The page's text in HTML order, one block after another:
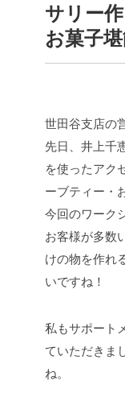
サリー
お菓子
世田谷支店の
先日、井上千
を使ったアク
ーブティー・
今回のワーク
お客様が多数
けの物を作れ
いですね！
私もサポート
ていただきま
ね。